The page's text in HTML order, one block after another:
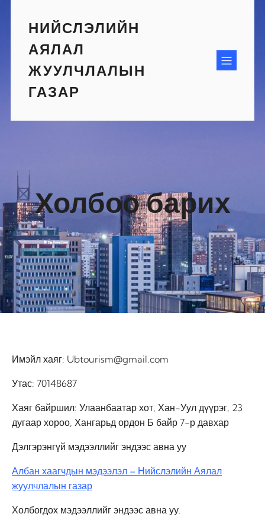
contentНИЙСЛЭЛИЙН
АЯЛАЛ
ЖУУЛЧЛАЛЫН
ГАЗАР
Холбоо барих
Имэйл хаяг: Ubtourism@gmail.com
Утас: 70148687
Хаяг байршил: Улаанбаатар хот, Хан-Уул дүүрэг, 23
дугаар хороо, Хангарьд ордон Б байр 7-р давхар
Дэлгэрэнгүй мэдээллийг эндээс авна уу
Албан хаагчдын мэдээлэл – Нийслэлийн Аялал
жуулчлалын газар
Холбогдох мэдээллийг эндээс авна уу.